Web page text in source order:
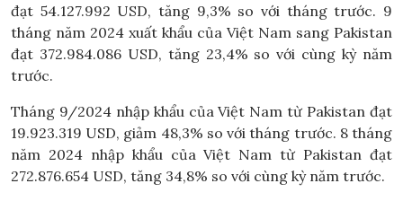
đạt 54.127.992 USD, tăng 9,3% so với tháng trước. 9
tháng năm 2024 xuất khẩu của Việt Nam sang Pakistan
đạt 372.984.086 USD, tăng 23,4% so với cùng kỳ năm
trước.
Tháng 9/2024 nhập khẩu của Việt Nam từ Pakistan đạt
19.923.319 USD, giảm 48,3% so với tháng trước. 8 tháng
năm 2024 nhập khẩu của Việt Nam từ Pakistan đạt
272.876.654 USD, tăng 34,8% so với cùng kỳ năm trước.